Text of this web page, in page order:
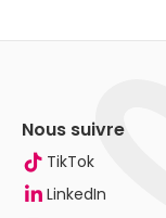
Nous suivre
TikTok
LinkedIn